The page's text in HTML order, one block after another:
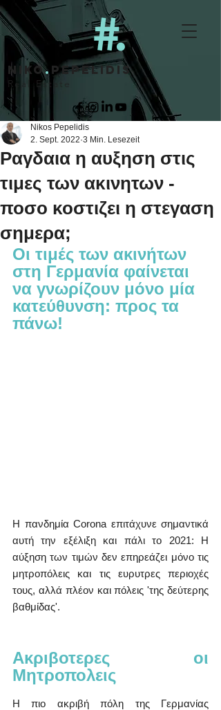
niko.pepelidis
Real Estate
Ραγδαια η αυξηση στις
τιμες των ακινητων -
ποσο κοστιζει η στεγαση
σημερα;
Nikos Pepelidis
2. Sept. 2022 3 Min. Lesezeit
Οι τιμές των ακινήτων
στη Γερμανία φαίνεται
να γνωρίζουν μόνο μία
κατεύθυνση: προς τα
πάνω!
Η πανδημία Corona επιτάχυνε σημαντικά
αυτή την εξέλιξη και πάλι το 2021: Η
αύξηση των τιμών δεν επηρεάζει μόνο τις
μητροπόλεις και τις ευρυτρες περιοχές
τους, αλλά πλέον και πόλεις 'της δεύτερης
βαθμίδας'.
Ακριβοτερες οι
Μητροπολεις
Η πιο ακριβή πόλη της Γερμανίας